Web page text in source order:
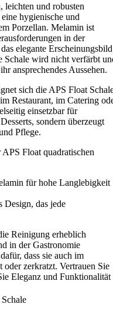
leichten und robusten
hygienische und
Porzellan. Melamin ist
in der
elegante Erscheinungsbild
Schale wird nicht verfärbt
ansprechendes Aussehen.
sich die APS Float
Restaurant, im Catering
einsetzbar für
sondern überzeugt
Pflege.
Float quadratischen
für hohe Langlebigkeit
Design, das jede
Reinigung erheblich
in der Gastronomie
dass sie auch im
zerkratzt. Vertrauen Sie
Eleganz und Funktionalität